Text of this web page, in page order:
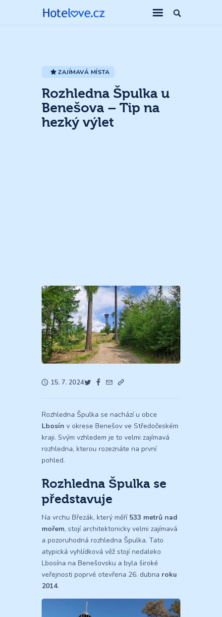
ZAJÍMAVÁ MÍSTA
Rozhledna Špulka u
Benešova – Tip na
hezký výlet
15. 7. 2024
Rozhledna Špulka se nachází u obce
Lbosín v okrese Benešov ve Středočeském
kraji. Svým vzhledem je to velmi zajímavá
rozhledna, kterou rozeznáte na první
pohled.
Rozhledna Špulka se
představuje
Na vrchu Březák, který měří 533 metrů nad
mořem, stojí architektonicky velmi zajímavá
a pozoruhodná rozhledna Špulka. Tato
atypická vyhlídková věž stojí nedaleko
Lbosína na Benešovsku a byla široké
veřejnosti poprvé otevřena 26. dubna roku
2014.